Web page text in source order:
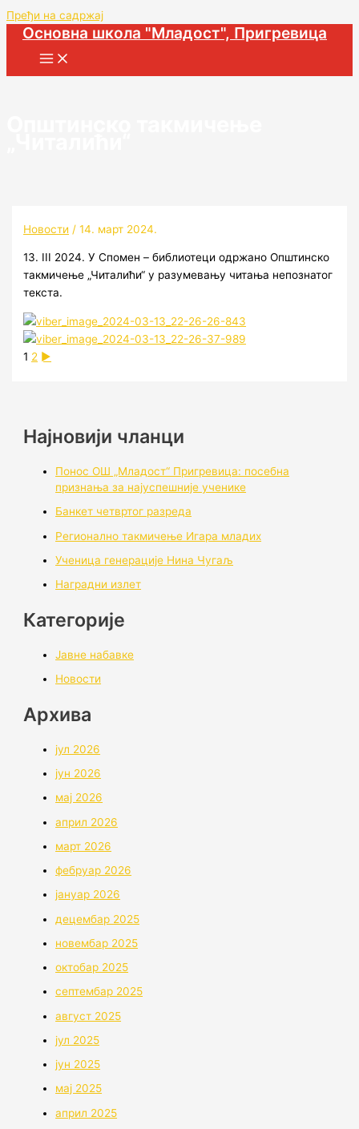
Пређи на садржај
Основна школа "Младост", Пригревица
Новости /14. март 2024.
13. III 2024. У Спомен – библиотеци одржано Општинско
такмичење „Читалићи“ у разумевању читања непознатог
текста.
1 2 ►
Најновији чланци
Понос ОШ „Младост“ Пригревица: посебна
признања за најуспешније ученике
Банкет четвртог разреда
Регионално такмичењe Игара младих
Ученица генерације Нина Чугаљ
Наградни излет
Категорије
Јавне набавке
Новости
Архивa
јул 2026
јун 2026
мај 2026
април 2026
март 2026
фебруар 2026
јануар 2026
децембар 2025
новембар 2025
октобар 2025
септембар 2025
август 2025
јул 2025
јун 2025
мај 2025
април 2025